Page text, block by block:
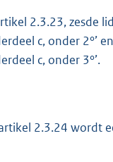
2.3.23, zesde
c, onder 2°’
c, onder 3°’.
2.3.24 wordt